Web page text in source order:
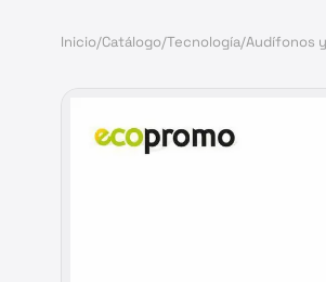
Inicio/Catálogo/Tecnología/Audífonos